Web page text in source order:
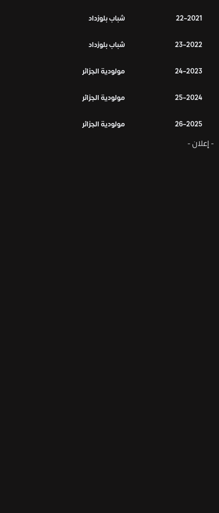
2021–22 شباب بلوزداد
2022–23 شباب بلوزداد
2023–24 مولودية الجزائر
2024–25 مولودية الجزائر
2025–26 مولودية الجزائر
- إعلان -